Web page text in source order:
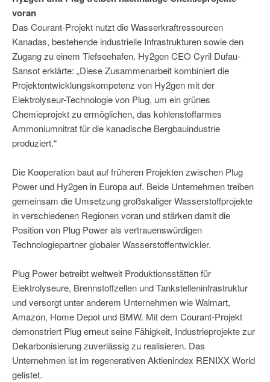
voran
Das Courant-Projekt nutzt die Wasserkraftressourcen
Kanadas, bestehende industrielle Infrastrukturen sowie den
Zugang zu einem Tiefseehafen. Hy2gen CEO Cyril Dufau-
Sansot erklärte: „Diese Zusammenarbeit kombiniert die
Projektentwicklungskompetenz von Hy2gen mit der
Elektrolyseur-Technologie von Plug, um ein grünes
Chemieprojekt zu ermöglichen, das kohlenstoffarmes
Ammoniumnitrat für die kanadische Bergbauindustrie
produziert.“
Die Kooperation baut auf früheren Projekten zwischen Plug
Power und Hy2gen in Europa auf. Beide Unternehmen treiben
gemeinsam die Umsetzung großskaliger Wasserstoffprojekte
in verschiedenen Regionen voran und stärken damit die
Position von Plug Power als vertrauenswürdigen
Technologiepartner globaler Wasserstoffentwickler.
Plug Power betreibt weltweit Produktionsstätten für
Elektrolyseure, Brennstoffzellen und Tankstelleninfrastruktur
und versorgt unter anderem Unternehmen wie Walmart,
Amazon, Home Depot und BMW. Mit dem Courant-Projekt
demonstriert Plug erneut seine Fähigkeit, Industrieprojekte zur
Dekarbonisierung zuverlässig zu realisieren. Das
Unternehmen ist im regenerativen Aktienindex RENIXX World
gelistet.